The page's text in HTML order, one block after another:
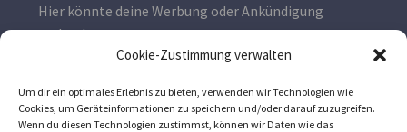
Cookie-Zustimmung verwalten
Um dir ein optimales Erlebnis zu bieten, verwenden wir Technologien wie
Cookies, um Geräteinformationen zu speichern und/oder darauf zuzugreifen.
Wenn du diesen Technologien zustimmst, können wir Daten wie das
Hier könnte deine Werbung oder Ankündigung
stehen!